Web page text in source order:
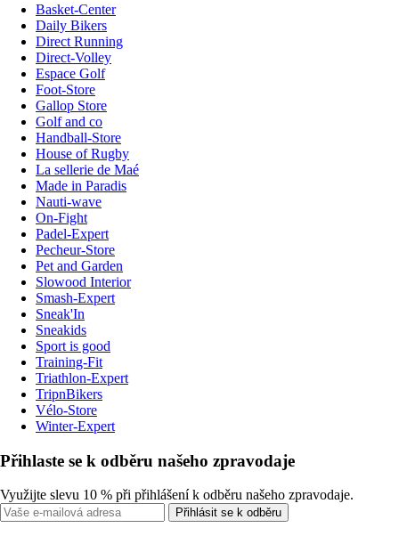
Basket-Center
Daily Bikers
Direct Running
Direct-Volley
Espace Golf
Foot-Store
Gallop Store
Golf and co
Handball-Store
House of Rugby
La sellerie de Maé
Made in Paradis
Nauti-wave
On-Fight
Padel-Expert
Pecheur-Store
Pet and Garden
Slowood Interior
Smash-Expert
Sneak'In
Sneakids
Sport is good
Training-Fit
Triathlon-Expert
TripnBikers
Vélo-Store
Winter-Expert
Přihlaste se k odběru našeho zpravodaje
Využijte slevu 10 % při přihlášení k odběru našeho zpravodaje.
Přihlásit se k odběru